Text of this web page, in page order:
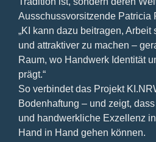
Ausschussvorsitzende Patricia
„KI kann dazu beitragen, Arbeit
und attraktiver zu machen –
Raum, wo Handwerk Identität
prägt.“
So verbindet das Projekt
Bodenhaftung – und zeigt,
und handwerkliche Exzellenz
Hand in Hand gehen können.